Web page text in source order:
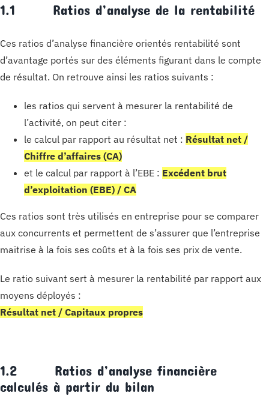
1.1 Ratios d’analyse de la rentabilité
Ces ratios d’analyse financière orientés rentabilité sont
d’avantage portés sur des éléments figurant dans le compte
de résultat. On retrouve ainsi les ratios suivants :
les ratios qui servent à mesurer la rentabilité de
l’activité, on peut citer :
le calcul par rapport au résultat net : Résultat net /
Chiffre d’affaires (CA)
et le calcul par rapport à l’EBE : Excédent brut
d’exploitation (EBE) / CA
Ces ratios sont très utilisés en entreprise pour se comparer
aux concurrents et permettent de s’assurer que l’entreprise
maitrise à la fois ses coûts et à la fois ses prix de vente.
Le ratio suivant sert à mesurer la rentabilité par rapport aux
moyens déployés :
Résultat net / Capitaux propres
1.2 Ratios d’analyse financière
calculés à partir du bilan